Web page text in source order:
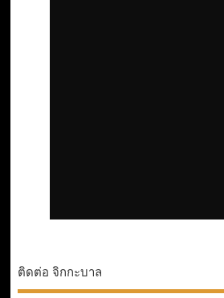
ติดต่อ จิกกะบาล